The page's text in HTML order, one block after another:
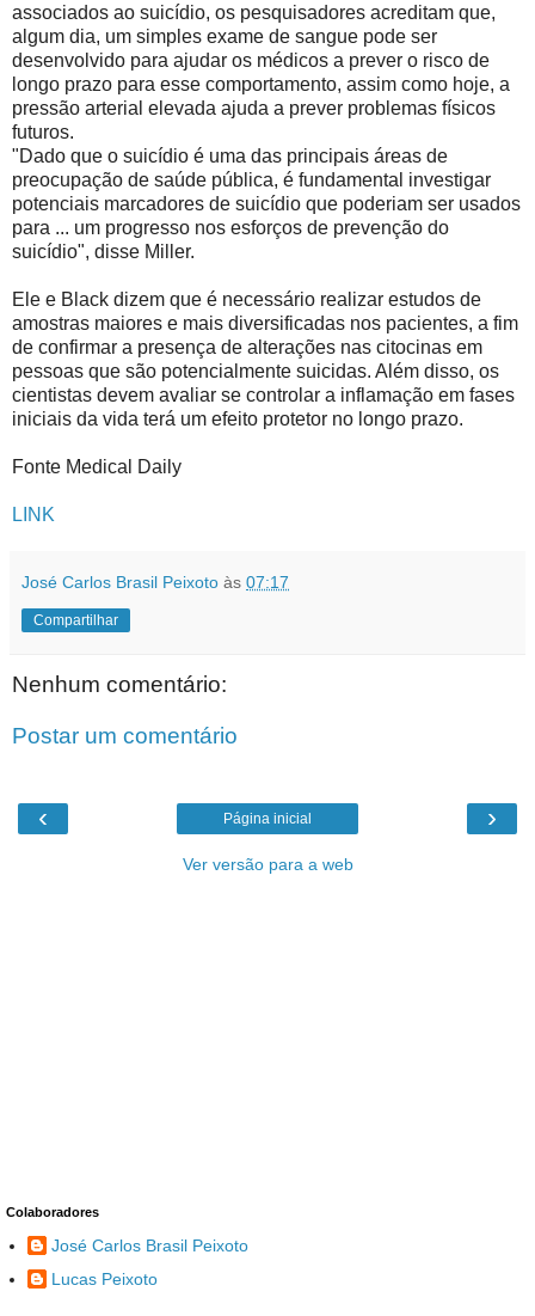
associados ao suicídio, os pesquisadores acreditam que,
algum dia, um simples exame de sangue pode ser
desenvolvido para ajudar os médicos a prever o risco de
longo prazo para esse comportamento, assim como hoje, a
pressão arterial elevada ajuda a prever problemas físicos
futuros.
"Dado que o suicídio é uma das principais áreas de
preocupação de saúde pública, é fundamental investigar
potenciais marcadores de suicídio que poderiam ser usados
​​para ... um progresso nos esforços de prevenção do
suicídio", disse Miller.
Ele e Black dizem que é necessário realizar estudos de
amostras maiores e mais diversificadas nos pacientes, a fim
de confirmar a presença de alterações nas citocinas em
pessoas que são potencialmente suicidas. Além disso, os
cientistas devem avaliar se controlar a inflamação em fases
iniciais da vida terá um efeito protetor no longo prazo.
Fonte Medical Daily
LINK
José Carlos Brasil Peixoto às 07:17
Compartilhar
Nenhum comentário:
Postar um comentário
‹ ›
Página inicial
Ver versão para a web
Colaboradores
José Carlos Brasil Peixoto
Lucas Peixoto